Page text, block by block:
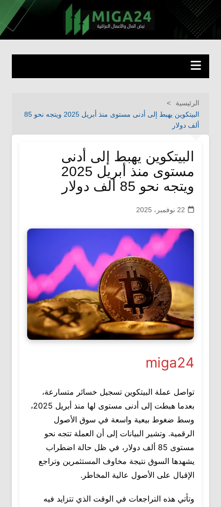
التجاوز
إلى
المحتوى
miga24.com نبض المال والأعمال العراقية
الرئيسية
البيتكوين يهبط إلى أدنى مستوى منذ أبريل 2025 ويتجه نحو 85
ألف دولار
البيتكوين يهبط إلى أدنى
مستوى منذ أبريل 2025
ويتجه نحو 85 ألف دولار
22 نوفمبر، 2025
miga24
تواصل عملة البيتكوين تسجيل خسائر متسارعة،
بعدما هبطت إلى أدنى مستوى لها منذ أبريل 2025،
وسط ضغوط بيعية واسعة في سوق الأصول
الرقمية. وتشير البيانات إلى أن العملة تتجه نحو
مستوى 85 ألف دولار، في ظل حالة اضطراب
يشهدها السوق نتيجة مخاوف المستثمرين وتراجع
الإقبال على الأصول عالية المخاطر.
وتأتي هذه التراجعات في الوقت الذي تتزايد فيه